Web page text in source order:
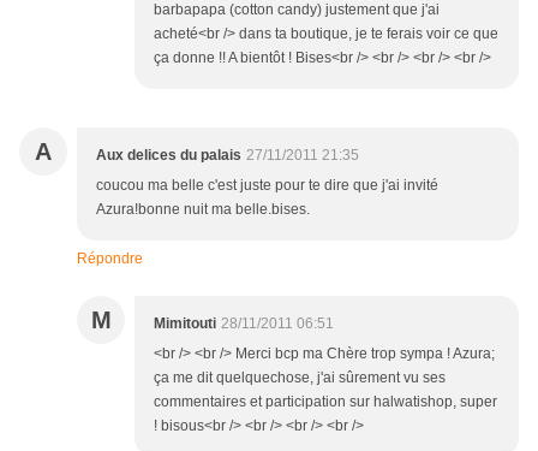
barbapapa (cotton candy) justement que j'ai
acheté<br /> dans ta boutique, je te ferais voir ce que
ça donne !! A bientôt ! Bises<br /> <br /> <br /> <br />
A Aux delices du palais 27/11/2011 21:35
coucou ma belle c'est juste pour te dire que j'ai invité
Azura!bonne nuit ma belle.bises.
Répondre
M Mimitouti 28/11/2011 06:51
<br /> <br /> Merci bcp ma Chère trop sympa ! Azura;
ça me dit quelquechose, j'ai sûrement vu ses
commentaires et participation sur halwatishop, super
! bisous<br /> <br /> <br /> <br />